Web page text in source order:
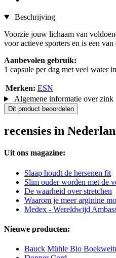
Beschrijving
Voorzie jouw lichaam van
voor actieve sporters en is een van
Aanbevolen gebruik:
1 capsule per dag met veel water
Merken: ESN
Algemene informatie over zink
Dit product beoordelen
recensies in
Uit ons magazine:
Slaap houdt de hersenen fit
Slim ouder worden met de
De waarheid over stretchen
Waarom je meer arginine
Medex - Wereldwijd
Nieuwe producten:
Bauck Mühle Bio